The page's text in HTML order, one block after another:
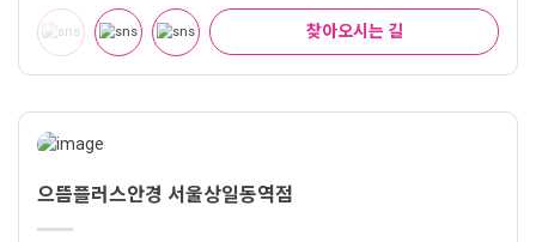
찾아오시는 길
으뜸플러스안경 서울상일동역점